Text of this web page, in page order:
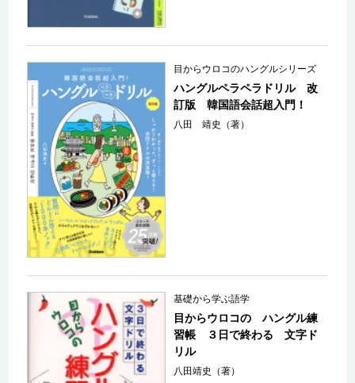
目からウロコのハングルシリーズ
ハングルペラペラドリル 改
訂版 韓国語会話超入門！
八田 靖史（著）
基礎から学ぶ語学
目からウロコの ハングル練
習帳 ３日で終わる 文字ド
リル
八田靖史（著）